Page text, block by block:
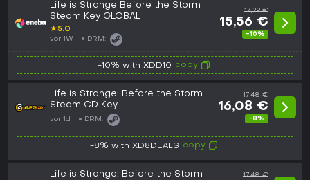
Life is Strange Before the Storm
Steam Key GLOBAL
★5.0
vor 1W DRM:
17,29 €
15,56 €
-10%
-10% with XDD10 copy
Life is Strange: Before the Storm
Steam CD Key
vor 1d DRM:
17,48 €
16,08 €
-8%
-8% with XD8DEALS copy
Life is Strange: Before the Storm
17,48 €